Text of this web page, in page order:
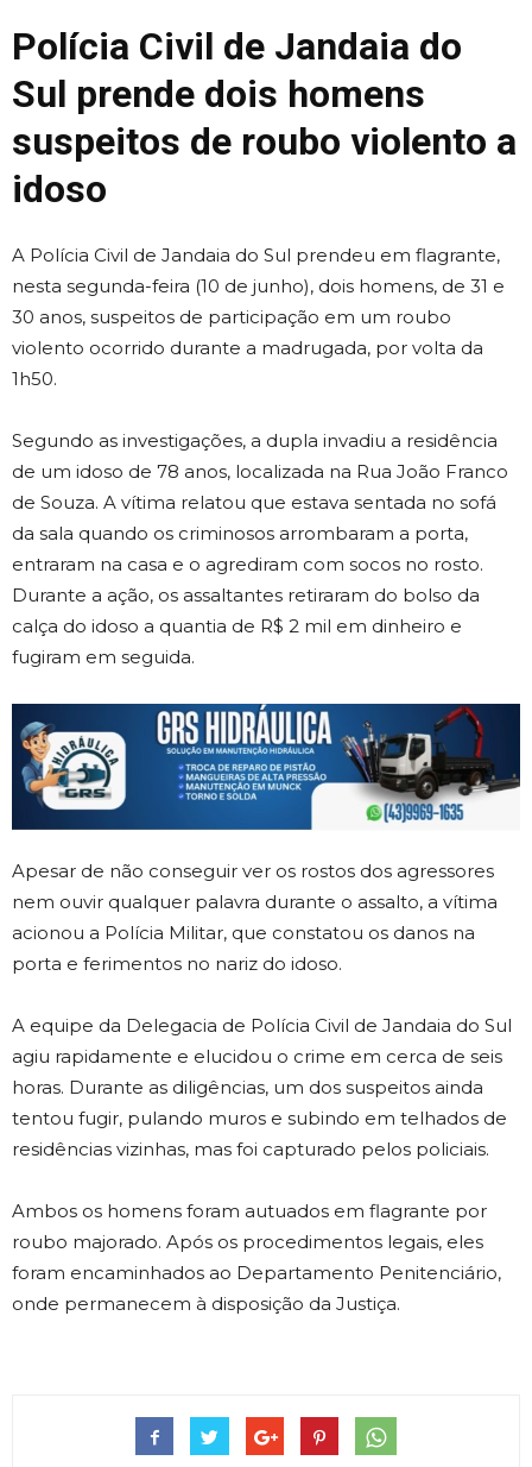
Polícia Civil de Jandaia do
Sul prende dois homens
suspeitos de roubo violento a
idoso
A Polícia Civil de Jandaia do Sul prendeu em flagrante,
nesta segunda-feira (10 de junho), dois homens, de 31 e
30 anos, suspeitos de participação em um roubo
violento ocorrido durante a madrugada, por volta da
1h50.
Segundo as investigações, a dupla invadiu a residência
de um idoso de 78 anos, localizada na Rua João Franco
de Souza. A vítima relatou que estava sentada no sofá
da sala quando os criminosos arrombaram a porta,
entraram na casa e o agrediram com socos no rosto.
Durante a ação, os assaltantes retiraram do bolso da
calça do idoso a quantia de R$ 2 mil em dinheiro e
fugiram em seguida.
Apesar de não conseguir ver os rostos dos agressores
nem ouvir qualquer palavra durante o assalto, a vítima
acionou a Polícia Militar, que constatou os danos na
porta e ferimentos no nariz do idoso.
A equipe da Delegacia de Polícia Civil de Jandaia do Sul
agiu rapidamente e elucidou o crime em cerca de seis
horas. Durante as diligências, um dos suspeitos ainda
tentou fugir, pulando muros e subindo em telhados de
residências vizinhas, mas foi capturado pelos policiais.
Ambos os homens foram autuados em flagrante por
roubo majorado. Após os procedimentos legais, eles
foram encaminhados ao Departamento Penitenciário,
onde permanecem à disposição da Justiça.